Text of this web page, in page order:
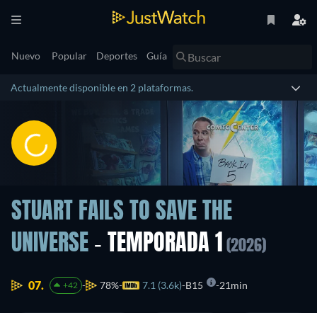
Nuevo Popular Deportes Guía
Actualmente disponible en 2 plataformas.
STUART FAILS TO SAVE THE
UNIVERSE - TEMPORADA 1 (2026)
07. +42 78% 7.1 (3.6k) B15 21min